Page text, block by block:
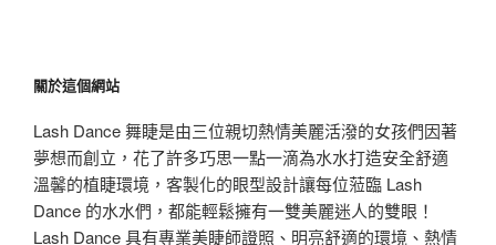
關於這個網站
Lash Dance 舞睫是由三位親切熱情美麗活潑的女孩們因著
夢想而創立，花了許多巧思一點一滴為水水打造安全舒適
溫馨的植睫環境，客製化的眼型設計讓每位蒞臨 Lash
Dance 的水水們，都能輕鬆擁有一雙美麗迷人的雙眼！
Lash Dance 具有專業美睫師證照、明亮舒適的環境、熱情